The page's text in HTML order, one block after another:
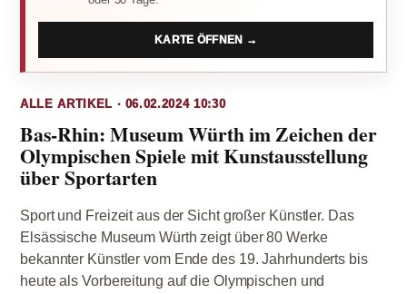
KARTE ÖFFNEN →
ALLE ARTIKEL · 06.02.2024 10:30
Bas-Rhin: Museum Würth im Zeichen der
Olympischen Spiele mit Kunstausstellung
über Sportarten
Sport und Freizeit aus der Sicht großer Künstler. Das
Elsässische Museum Würth zeigt über 80 Werke
bekannter Künstler vom Ende des 19. Jahrhunderts bis
heute als Vorbereitung auf die Olympischen und